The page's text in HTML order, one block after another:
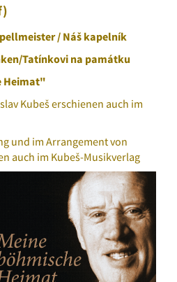
/ Náš kapelník
Tatínkovi na památku
Heimat"
Kubeš erschienen auch im
und im Arrangement von
auch im Kubeš-Musikverlag